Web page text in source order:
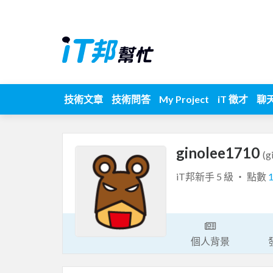
技術文章 技術問答 My Project iT 徵才 聊
ginolee1710
iT邦新手 5 級 ‧ 點數
個人背景